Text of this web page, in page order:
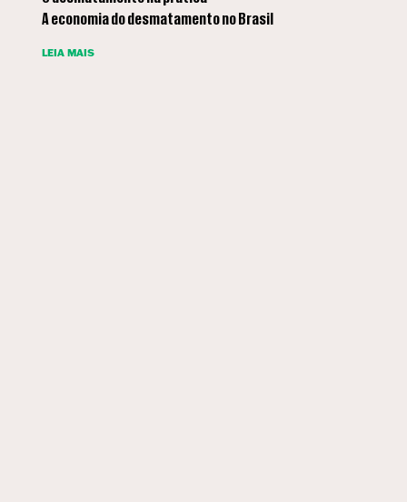
A economia do desmatamento no Brasil
LEIA MAIS